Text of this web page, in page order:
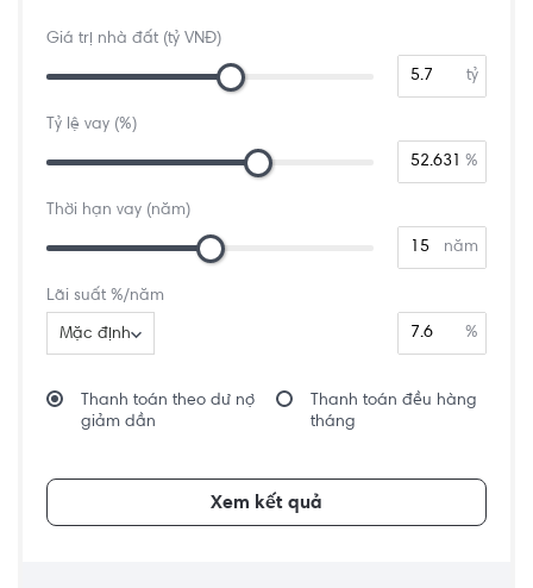
Giá trị nhà đất (tỷ VNĐ)
tỷ
Tỷ lệ vay (%)
%
Thời hạn vay (năm)
năm
Lãi suất %/năm
Mặc định %
Thanh toán theo dư nợ
giảm dần
Thanh toán đều hàng
tháng
Xem kết quả